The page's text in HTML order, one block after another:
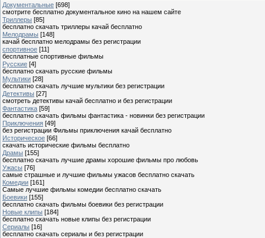
Документальные [698]
смотрите бесплатно документальное кино на нашем сайте
Триллеры [85]
бесплатно скачать триллеры качай бесплатно
Мелодрамы [148]
качай бесплатно мелодрамы без регистрации
спортивное [11]
бесплатные спортивные фильмы
Руccкие [4]
бесплатно скачать руccкие фильмы
Мультики [28]
бесплатно скачать лучшие мультики без регистрации
Детективы [27]
смотреть детективы качай бесплатно и без регистрации
Фантастика [59]
бесплатно скачать фильмы фантастика - новинки без регистрации
Приключения [49]
без регистрации Фильмы приключения качай бесплатно
Историческое [66]
скачать исторические фильмы бесплатно
Драмы [155]
бесплатно скачать лучшие драмы хорошие фильмы про любовь
Ужасы [76]
самые страшные и лучшие фильмы ужасов бесплатно скачать
Комедии [161]
Самые лучшие фильмы комедии бесплатно скачать
Боевики [155]
бесплатно скачать фильмы боевики без регистрации
Новые клипы [184]
бесплатно скачать новые клипы без регистрации
Сериалы [16]
бесплатно скачать сериалы и без регистрации